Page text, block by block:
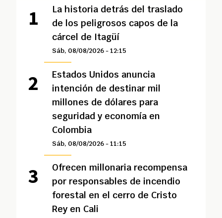
La historia detrás del traslado
de los peligrosos capos de la
cárcel de Itagüí
Sáb, 08/08/2026 - 12:15
Estados Unidos anuncia
intención de destinar mil
millones de dólares para
seguridad y economía en
Colombia
Sáb, 08/08/2026 - 11:15
Ofrecen millonaria recompensa
por responsables de incendio
forestal en el cerro de Cristo
Rey en Cali